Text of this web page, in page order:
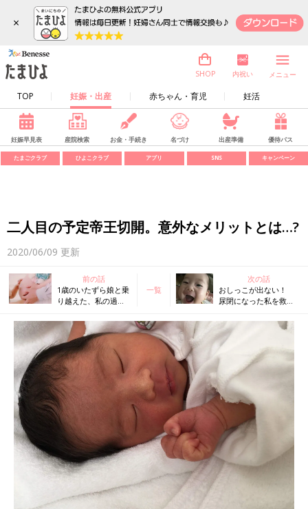
×
TOP 妊娠・出産 赤ちゃん・育児 妊活
SHOP 内祝い メニュー
妊娠早見表 産院検索 お金・手続き 名づけ 出産準備 優待パス
たまごクラブ ひよこクラブ アプリ SNS キャンペーン
二人目の予定帝王切開。意外なメリットとは…?
2020/06/09 更新
前の話
1歳のいたずら娘と乗
り越えた、私の過酷
一覧
次の話
おしっこが出ない！
尿閉になった私を救っ